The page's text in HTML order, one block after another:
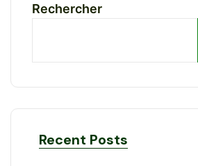
Rechercher
Recent Posts